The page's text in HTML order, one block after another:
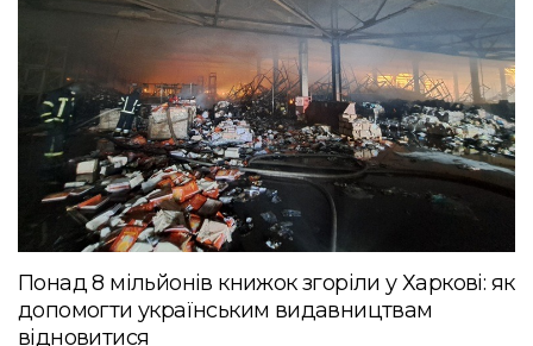
Понад 8 мільйонів книжок згоріли у Харкові: як
допомогти українським видавництвам
відновитися